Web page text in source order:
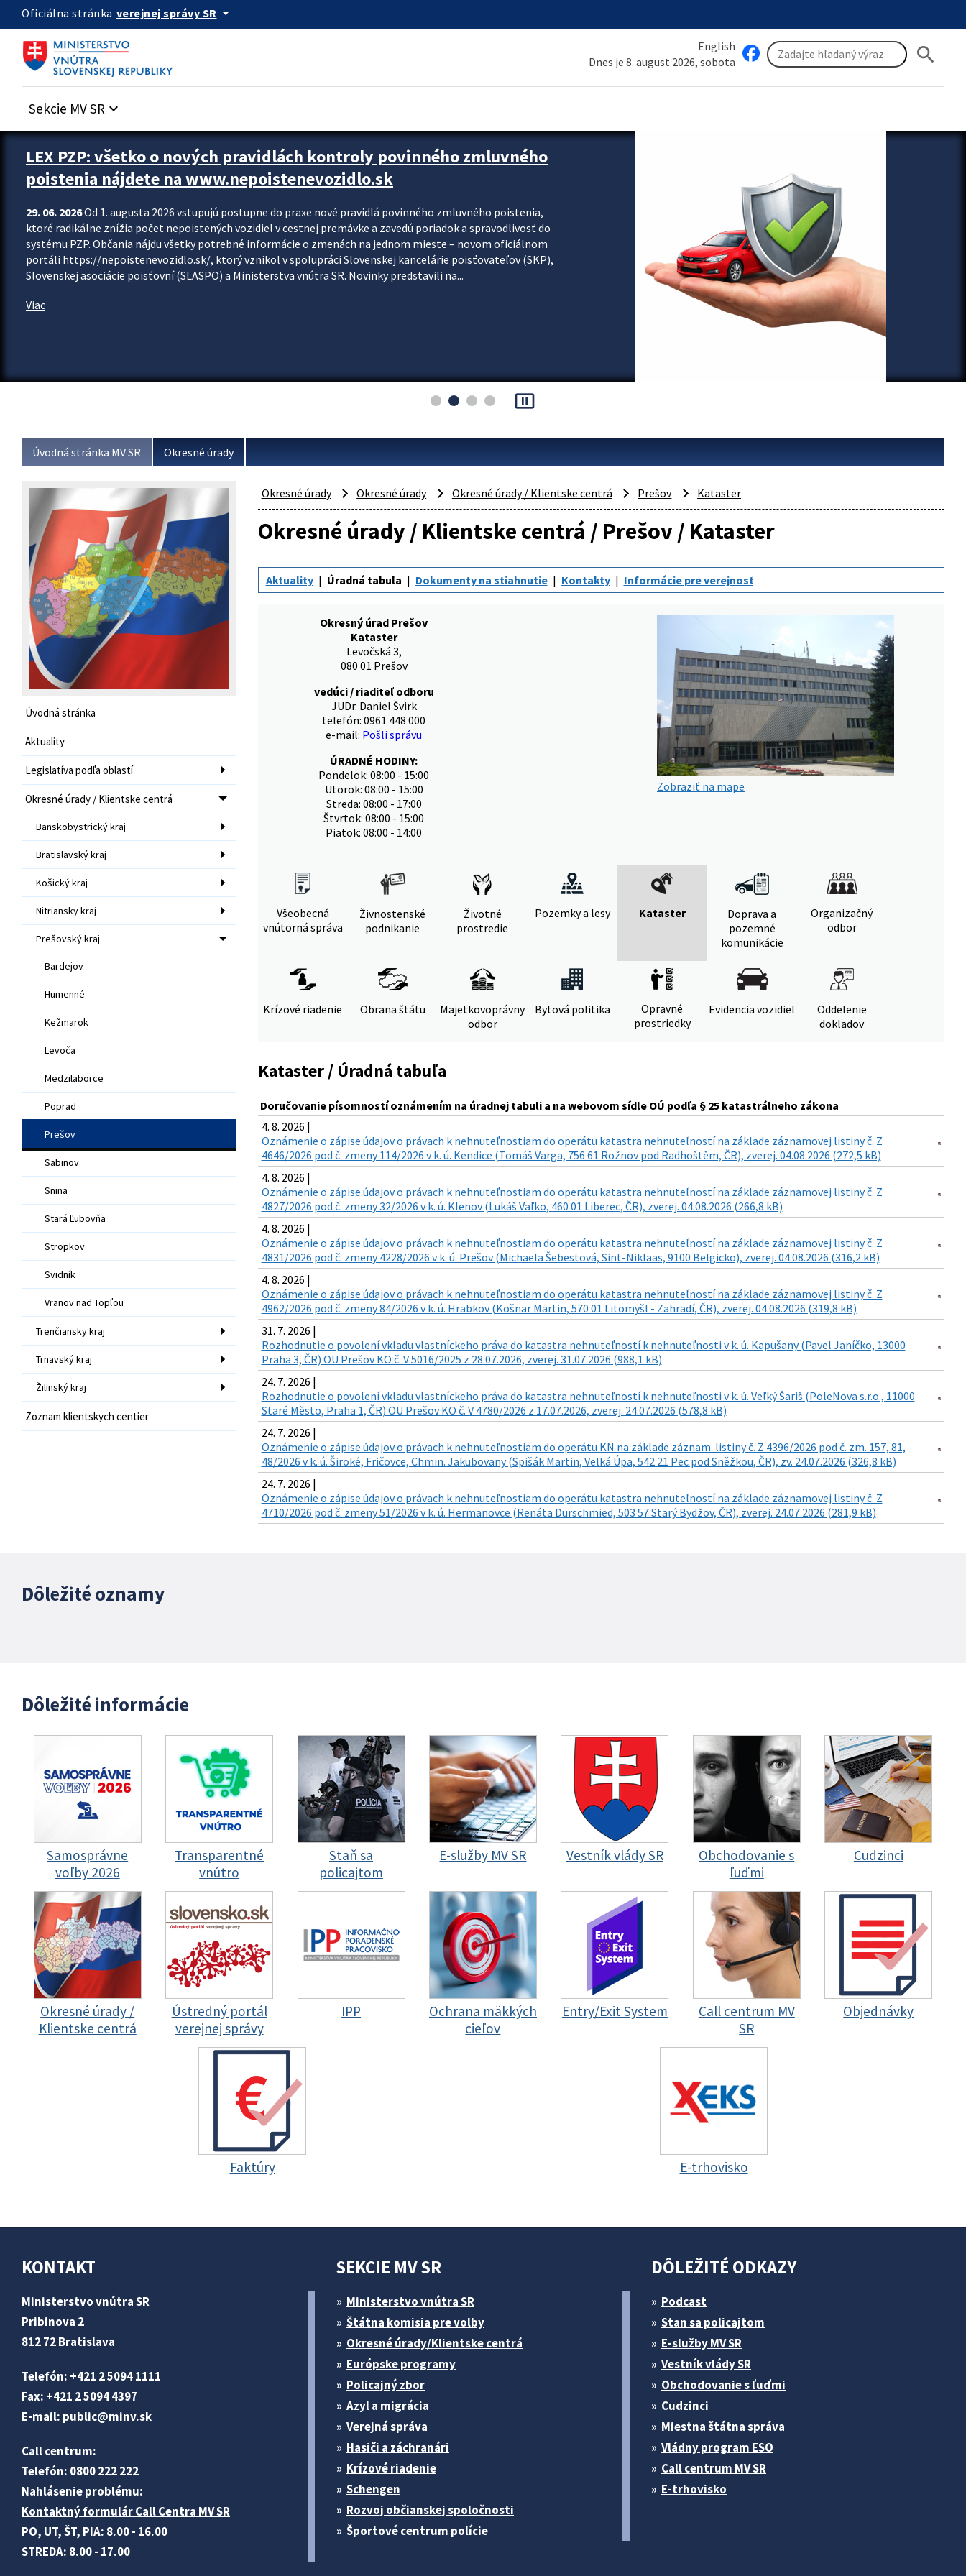
Preskocit na hlavný obsah
Oficiálna stránka verejnej správy SR arrow_drop_down
English
Dnes je 8. august 2026, sobota
search
Sekcie MV SR keyboard_arrow_down
Zastavit automatický posun upútavok
LEX PZP: všetko o nových pravidlách kontroly povinného zmluvného
poistenia nájdete na www.nepoistenevozidlo.sk
29. 06. 2026Od 1. augusta 2026 vstupujú postupne do praxe nové pravidlá povinného zmluvného poistenia,
ktoré radikálne znížia počet nepoistených vozidiel v cestnej premávke a zavedú poriadok a spravodlivosť do
systému PZP. Občania nájdu všetky potrebné informácie o zmenách na jednom mieste – novom oficiálnom
portáli https://nepoistenevozidlo.sk/, ktorý vznikol v spolupráci Slovenskej kancelárie poisťovateľov (SKP),
Slovenskej asociácie poisťovní (SLASPO) a Ministerstva vnútra SR. Novinky predstavili na...
Viac
pause_presentation
Úvodná stránka MV SR Okresné úrady
Úvodná stránka
Aktuality
Legislatíva podľa oblastí
Okresné úrady / Klientske centrá
Banskobystrický kraj
Bratislavský kraj
Košický kraj
Nitriansky kraj
Prešovský kraj
Bardejov
Humenné
Kežmarok
Levoča
Medzilaborce
Poprad
Prešov
Sabinov
Snina
Stará Ľubovňa
Stropkov
Svidník
Vranov nad Topľou
Trenčiansky kraj
Trnavský kraj
Žilinský kraj
Zoznam klientskych centier
Okresné úrady Okresné úrady Okresné úrady / Klientske centrá Prešov Kataster
Okresné úrady / Klientske centrá / Prešov / Kataster
Aktuality Úradná tabuľa Dokumenty na stiahnutie Kontakty Informácie pre verejnosť
Okresný úrad Prešov
Kataster
Levočská 3,
080 01 Prešov
vedúci / riaditeľ odboru
JUDr. Daniel Švirk
telefón: 0961 448 000
e-mail: Pošli správu
ÚRADNÉ HODINY:
Pondelok: 08:00 - 15:00
Utorok: 08:00 - 15:00
Streda: 08:00 - 17:00
Štvrtok: 08:00 - 15:00
Piatok: 08:00 - 14:00
Zobraziť na mape
Všeobecná
vnútorná správa
Živnostenské
podnikanie
Životné
prostredie
Pozemky a lesy Kataster
Doprava a
pozemné
komunikácie
Organizačný
odbor
Krízové riadenie Obrana štátu
Majetkovoprávny
odbor
Bytová politika
Opravné
prostriedky
Evidencia vozidiel
Oddelenie
dokladov
Kataster / Úradná tabuľa
Doručovanie písomností oznámením na úradnej tabuli a na webovom sídle OÚ podľa § 25 katastrálneho zákona
4. 8. 2026 |
Oznámenie o zápise údajov o právach k nehnuteľnostiam do operátu katastra nehnuteľností na základe záznamovej listiny č. Z
4646/2026 pod č. zmeny 114/2026 v k. ú. Kendice (Tomáš Varga, 756 61 Rožnov pod Radhoštěm, ČR), zverej. 04.08.2026 (272,5 kB)
4. 8. 2026 |
Oznámenie o zápise údajov o právach k nehnuteľnostiam do operátu katastra nehnuteľností na základe záznamovej listiny č. Z
4827/2026 pod č. zmeny 32/2026 v k. ú. Klenov (Lukáš Vaľko, 460 01 Liberec, ČR), zverej. 04.08.2026 (266,8 kB)
4. 8. 2026 |
Oznámenie o zápise údajov o právach k nehnuteľnostiam do operátu katastra nehnuteľností na základe záznamovej listiny č. Z
4831/2026 pod č. zmeny 4228/2026 v k. ú. Prešov (Michaela Šebestová, Sint-Niklaas, 9100 Belgicko), zverej. 04.08.2026 (316,2 kB)
4. 8. 2026 |
Oznámenie o zápise údajov o právach k nehnuteľnostiam do operátu katastra nehnuteľností na základe záznamovej listiny č. Z
4962/2026 pod č. zmeny 84/2026 v k. ú. Hrabkov (Košnar Martin, 570 01 Litomyšl - Zahradí, ČR), zverej. 04.08.2026 (319,8 kB)
31. 7. 2026 |
Rozhodnutie o povolení vkladu vlastníckeho práva do katastra nehnuteľností k nehnuteľnosti v k. ú. Kapušany (Pavel Janíčko, 13000
Praha 3, ČR) OU Prešov KO č. V 5016/2025 z 28.07.2026, zverej. 31.07.2026 (988,1 kB)
24. 7. 2026 |
Rozhodnutie o povolení vkladu vlastníckeho práva do katastra nehnuteľností k nehnuteľnosti v k. ú. Veľký Šariš (PoleNova s.r.o., 11000
Staré Město, Praha 1, ČR) OU Prešov KO č. V 4780/2026 z 17.07.2026, zverej. 24.07.2026 (578,8 kB)
24. 7. 2026 |
Oznámenie o zápise údajov o právach k nehnuteľnostiam do operátu KN na základe záznam. listiny č. Z 4396/2026 pod č. zm. 157, 81,
48/2026 v k. ú. Široké, Fričovce, Chmin. Jakubovany (Spišák Martin, Velká Úpa, 542 21 Pec pod Sněžkou, ČR), zv. 24.07.2026 (326,8 kB)
24. 7. 2026 |
Oznámenie o zápise údajov o právach k nehnuteľnostiam do operátu katastra nehnuteľností na základe záznamovej listiny č. Z
4710/2026 pod č. zmeny 51/2026 v k. ú. Hermanovce (Renáta Dürschmied, 503 57 Starý Bydžov, ČR), zverej. 24.07.2026 (281,9 kB)
Dôležité oznamy
Dôležité informácie
Samosprávne
voľby 2026
Transparentné
vnútro
Staň sa
policajtom
E-služby MV SR Vestník vlády SR
Obchodovanie s
ľuďmi
Cudzinci
Okresné úrady /
Klientske centrá
Ústredný portál
verejnej správy
IPP
Ochrana mäkkých
cieľov
Entry/Exit System
Call centrum MV
SR
Objednávky
Faktúry E-trhovisko
KONTAKT
Ministerstvo vnútra SR
Pribinova 2
812 72 Bratislava
Telefón: +421 2 5094 1111
Fax: +421 2 5094 4397
E-mail: public@minv.sk
Call centrum:
Telefón: 0800 222 222
Nahlásenie problému:
Kontaktný formulár Call Centra MV SR
PO, UT, ŠT, PIA: 8.00 - 16.00
STREDA: 8.00 - 17.00
SEKCIE MV SR
Ministerstvo vnútra SR
Štátna komisia pre volby
Okresné úrady/Klientske centrá
Európske programy
Policajný zbor
Azyl a migrácia
Verejná správa
Hasiči a záchranári
Krízové riadenie
Schengen
Rozvoj občianskej spoločnosti
Športové centrum polície
DÔLEŽITÉ ODKAZY
Podcast
Stan sa policajtom
E-služby MV SR
Vestník vlády SR
Obchodovanie s ľuďmi
Cudzinci
Miestna štátna správa
Vládny program ESO
Call centrum MV SR
E-trhovisko